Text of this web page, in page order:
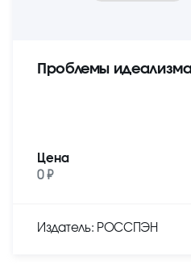
Проблемы идеализма
Цена
0 ₽
Издатель: РОССПЭН